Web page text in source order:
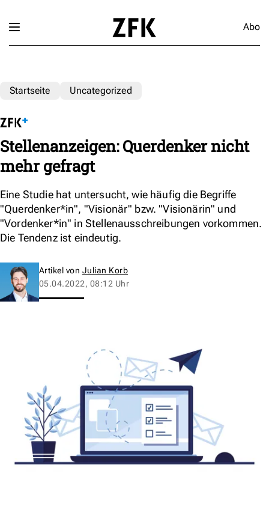
Abo
Startseite Uncategorized
Stellenanzeigen: Querdenker nicht
mehr gefragt
Eine Studie hat untersucht, wie häufig die Begriffe
"Querdenker*in", "Visionär" bzw. "Visionärin" und
"Vordenker*in" in Stellenausschreibungen vorkommen.
Die Tendenz ist eindeutig.
Artikel von Julian Korb
05.04.2022, 08:12 Uhr